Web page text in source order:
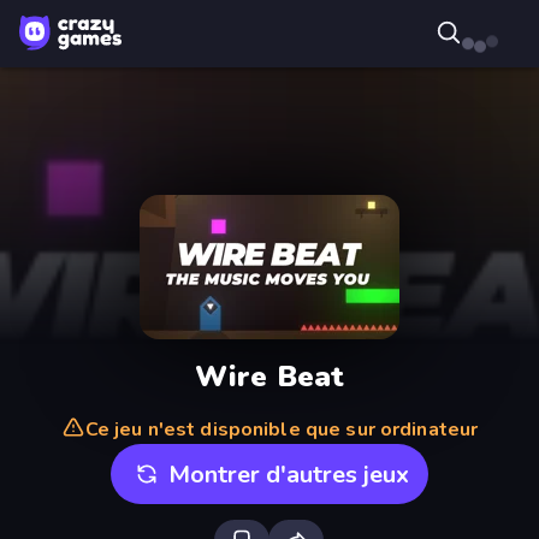
Wire Beat
Ce jeu n'est disponible que sur ordinateur
Montrer d'autres jeux